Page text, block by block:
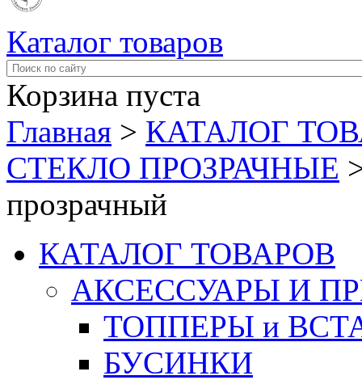
Каталог товаров
Корзина пуста
Главная > КАТАЛОГ
СТЕКЛО ПРОЗРАЧНЫЕ
прозрачный
КАТАЛОГ ТОВАРОВ
АКСЕССУАРЫ И
ТОППЕРЫ и
БУСИНКИ